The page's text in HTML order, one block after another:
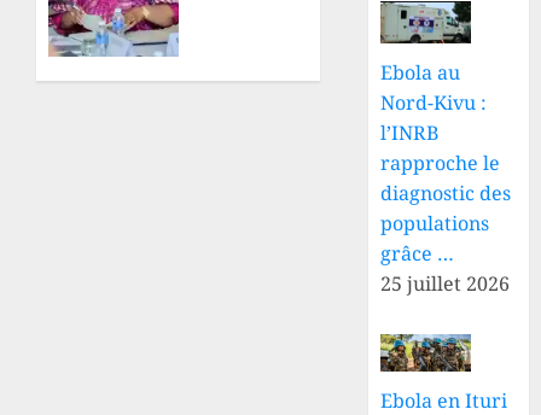
Ebola au
Nord-Kivu :
l’INRB
rapproche le
diagnostic des
populations
grâce …
25 juillet 2026
Ebola en Ituri